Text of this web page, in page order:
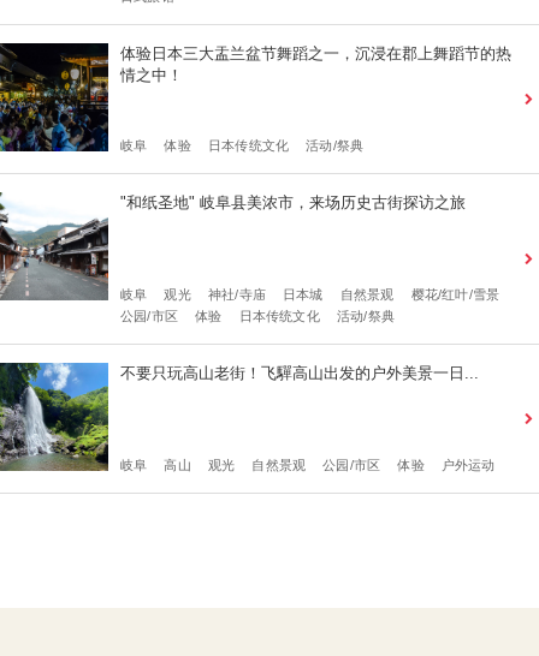
体验日本三大盂兰盆节舞蹈之一，沉浸在郡上舞蹈节的热
情之中！
岐阜 体验 日本传统文化 活动/祭典
"和纸圣地" 岐阜县美浓市，来场历史古街探访之旅
岐阜 观光 神社/寺庙 日本城 自然景观
樱花/红叶/雪景
公园/市区
体验 日本传统文化 活动/祭典
不要只玩高山老街！飞驒高山出发的户外美景一日...
岐阜 高山 观光 自然景观 公园/市区 体验 户外运动